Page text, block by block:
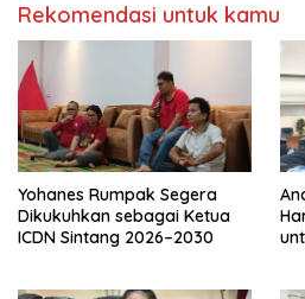
Rekomendasi untuk kamu
Yohanes Rumpak Segera
Dikukuhkan sebagai Ketua
ICDN Sintang 2026–2030